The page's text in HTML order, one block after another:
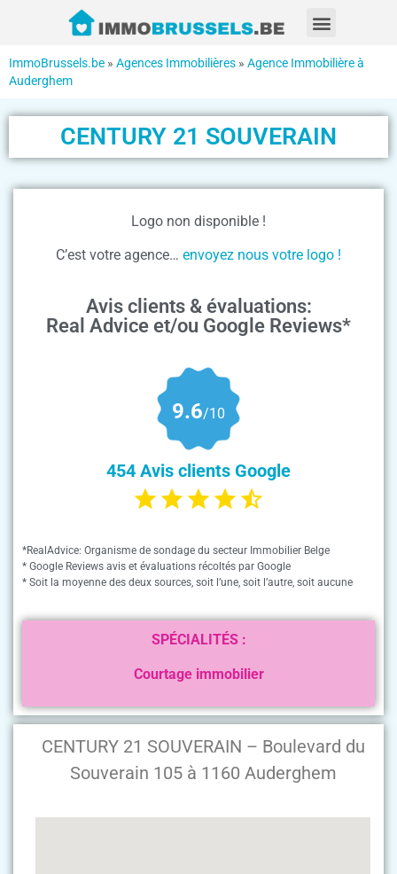
ImmoBrussels.be » Agences Immobilières » Agence Immobilière à
Auderghem
CENTURY 21 SOUVERAIN
CENTURY 21 SOUVERAIN – Boulevard du
Souverain 105 à 1160 Auderghem
Logo non disponible !
C’est votre agence… envoyez nous votre logo !
Avis clients & évaluations:
Real Advice et/ou Google Reviews*
9.6/10
454 Avis clients Google
*RealAdvice: Organisme de sondage du secteur Immobilier Belge
* Google Reviews avis et évaluations récoltés par Google
* Soit la moyenne des deux sources, soit l’une, soit l’autre, soit aucune
SPÉCIALITÉS :
Courtage immobilier